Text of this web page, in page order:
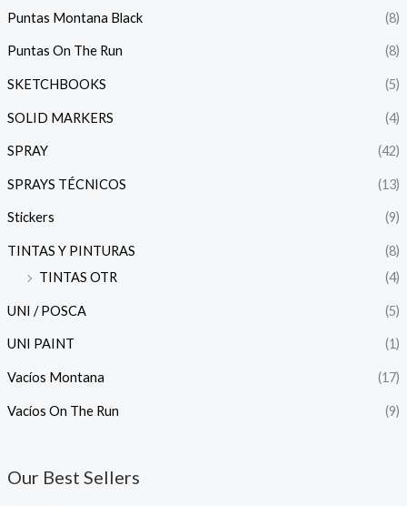
Puntas Montana Black (8)
Puntas On The Run (8)
SKETCHBOOKS (5)
SOLID MARKERS (4)
SPRAY (42)
SPRAYS TÉCNICOS (13)
Stickers (9)
TINTAS Y PINTURAS
(8)
TINTAS OTR
(4)
UNI / POSCA (5)
UNI PAINT (1)
Vacíos Montana (17)
Vacíos On The Run (9)
Our Best Sellers